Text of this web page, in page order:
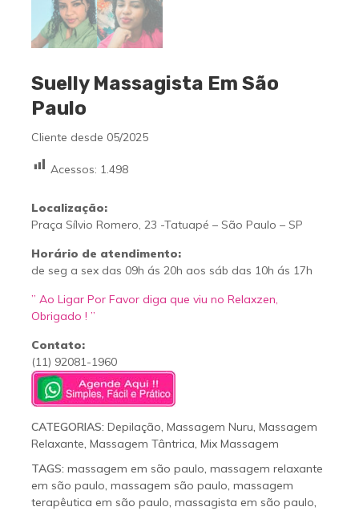
Suelly Massagista Em São
Paulo
Cliente desde 05/2025
Acessos: 1.498
Localização:
Praça Sílvio Romero, 23 -Tatuapé – São Paulo – SP
Horário de atendimento:
de seg a sex das 09h ás 20h aos sáb das 10h ás 17h
” Ao Ligar Por Favor diga que viu no Relaxzen,
Obrigado ! ”
Contato:
(11) 92081-1960
CATEGORIAS: Depilação, Massagem Nuru, Massagem
Relaxante, Massagem Tântrica, Mix Massagem
TAGS: massagem em são paulo, massagem relaxante
em são paulo, massagem são paulo, massagem
terapêutica em são paulo, massagista em são paulo,